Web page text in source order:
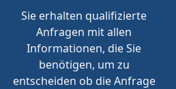
Sie erhalten qualifizierte
Anfragen mit allen
Informationen, die Sie
benötigen, um zu
entscheiden ob die Anfrage